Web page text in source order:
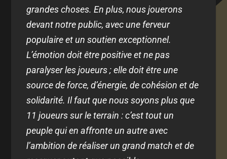
grandes choses. En plus, nous jouerons
devant notre public, avec une ferveur
populaire et un soutien exceptionnel.
L’émotion doit être positive et ne pas
paralyser les joueurs ; elle doit être une
source de force, d’énergie, de cohésion et de
solidarité. Il faut que nous soyons plus que
11 joueurs sur le terrain : c’est tout un
peuple qui en affronte un autre avec
l’ambition de réaliser un grand match et de